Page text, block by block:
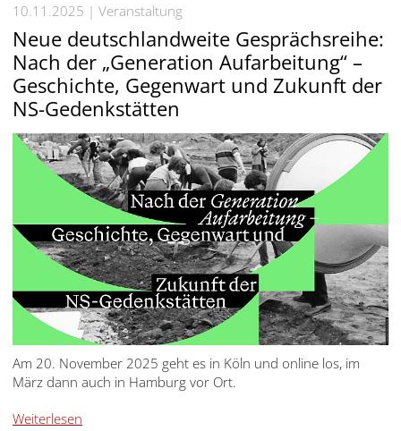
10.11.2025 Veranstaltung
Neue deutschlandweite Gesprächsreihe:
Nach der „Generation Aufarbeitung“ –
Geschichte, Gegenwart und Zukunft der
NS-Gedenkstätten
Am 20. November 2025 geht es in Köln und online los, im
März dann auch in Hamburg vor Ort.
Weiterlesen